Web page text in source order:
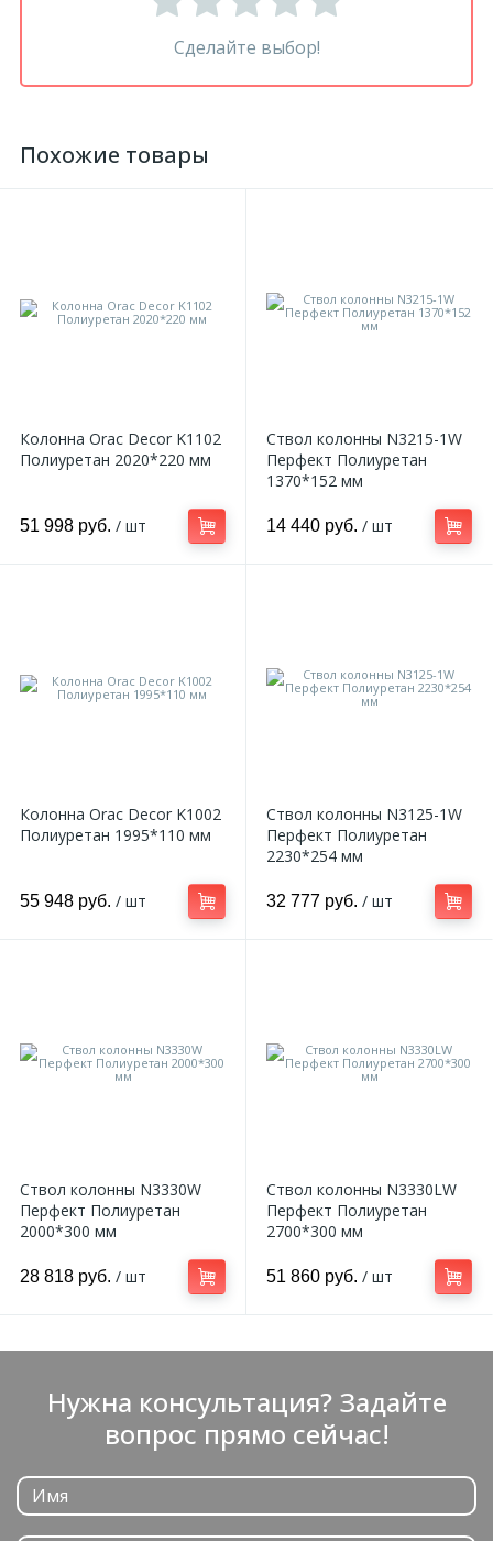
Сделайте выбор!
Похожие товары
Колонна Orac Decor K1102
Полиуретан 2020*220 мм
51 998 руб. / шт
Ствол колонны N3215-1W
Перфект Полиуретан
1370*152 мм
14 440 руб. / шт
Колонна Orac Decor K1002
Полиуретан 1995*110 мм
55 948 руб. / шт
Ствол колонны N3125-1W
Перфект Полиуретан
2230*254 мм
32 777 руб. / шт
Ствол колонны N3330W
Перфект Полиуретан
2000*300 мм
28 818 руб. / шт
Ствол колонны N3330LW
Перфект Полиуретан
2700*300 мм
51 860 руб. / шт
Нужна консультация? Задайте
вопрос прямо сейчас!